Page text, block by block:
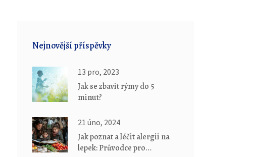
Nejnovější příspěvky
13 pro, 2023
Jak se zbavit rýmy do 5
minut?
21 úno, 2024
Jak poznat a léčit alergii na
lepek: Průvodce pro